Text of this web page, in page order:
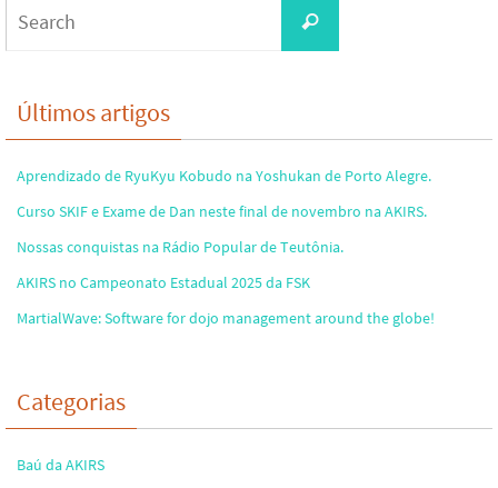
Search
Últimos artigos
Aprendizado de RyuKyu Kobudo na Yoshukan de Porto Alegre.
Curso SKIF e Exame de Dan neste final de novembro na AKIRS.
Nossas conquistas na Rádio Popular de Teutônia.
AKIRS no Campeonato Estadual 2025 da FSK
MartialWave: Software for dojo management around the globe!
Categorias
Baú da AKIRS